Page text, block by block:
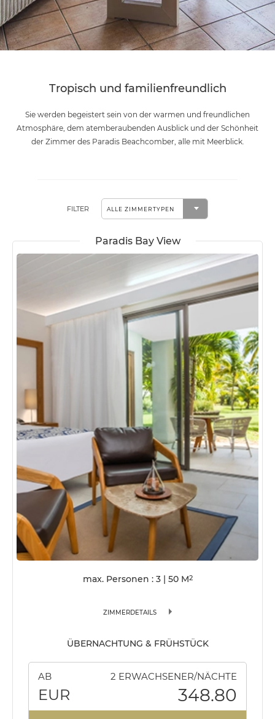
Tropisch und familienfreundlich
Sie werden begeistert sein von der warmen und freundlichen
Atmosphäre, dem atemberaubenden Ausblick und der Schönheit
der Zimmer des Paradis Beachcomber, alle mit Meerblick.
FILTER
Paradis Bay View
max. Personen : 3 50M2
ZIMMERDETAILS
ÜBERNACHTUNG & FRÜHSTÜCK
AB 2 ERWACHSENER/NÄCHTE
EUR 348.80